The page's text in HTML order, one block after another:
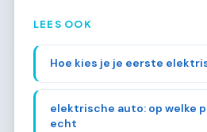
LEES OOK
Hoe kies je je eerste
elektrische auto: op welke
echt